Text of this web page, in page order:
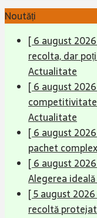
Noutăți
[ 6 august
recolta, dar
Actualitate
[ 6 august
Actualitate
[ 6 august
pachet
[ 6 august
Alegerea
[ 5 august
recoltă